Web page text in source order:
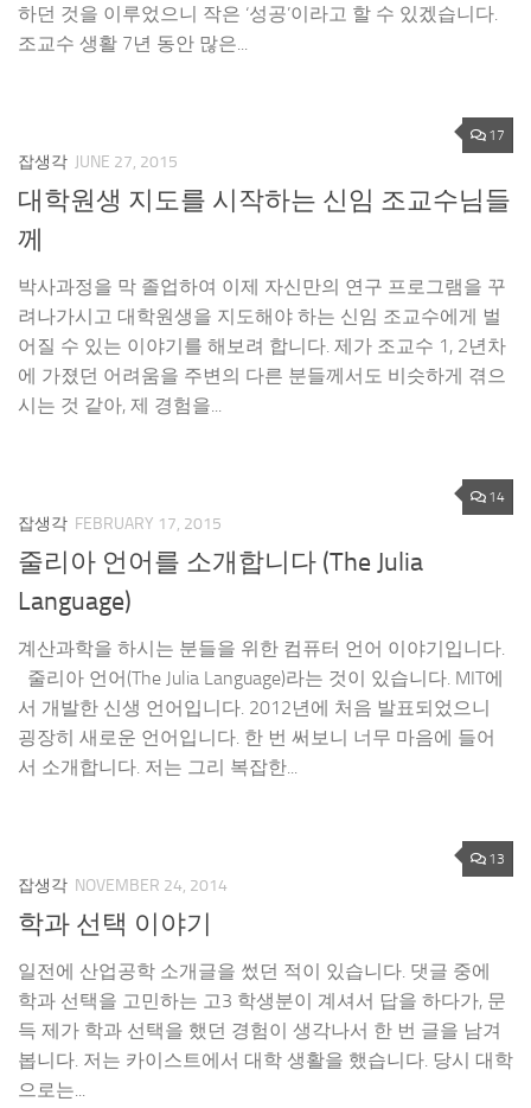
하던 것을 이루었으니 작은 ‘성공’이라고 할 수 있겠습니다.
조교수 생활 7년 동안 많은...
17
잡생각 JUNE 27, 2015
대학원생 지도를 시작하는 신임 조교수님들
께
박사과정을 막 졸업하여 이제 자신만의 연구 프로그램을 꾸
려나가시고 대학원생을 지도해야 하는 신임 조교수에게 벌
어질 수 있는 이야기를 해보려 합니다. 제가 조교수 1, 2년차
에 가졌던 어려움을 주변의 다른 분들께서도 비슷하게 겪으
시는 것 같아, 제 경험을...
14
잡생각 FEBRUARY 17, 2015
줄리아 언어를 소개합니다 (The Julia
Language)
계산과학을 하시는 분들을 위한 컴퓨터 언어 이야기입니다.
줄리아 언어(The Julia Language)라는 것이 있습니다. MIT에
서 개발한 신생 언어입니다. 2012년에 처음 발표되었으니
굉장히 새로운 언어입니다. 한 번 써보니 너무 마음에 들어
서 소개합니다. 저는 그리 복잡한...
13
잡생각 NOVEMBER 24, 2014
학과 선택 이야기
일전에 산업공학 소개글을 썼던 적이 있습니다. 댓글 중에
학과 선택을 고민하는 고3 학생분이 계셔서 답을 하다가, 문
득 제가 학과 선택을 했던 경험이 생각나서 한 번 글을 남겨
봅니다. 저는 카이스트에서 대학 생활을 했습니다. 당시 대학
으로는...